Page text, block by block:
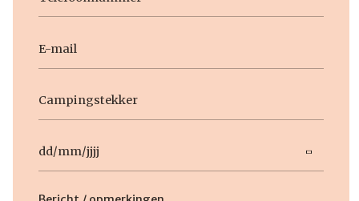
mail
titel
DD
slash
MM
Beschrijving